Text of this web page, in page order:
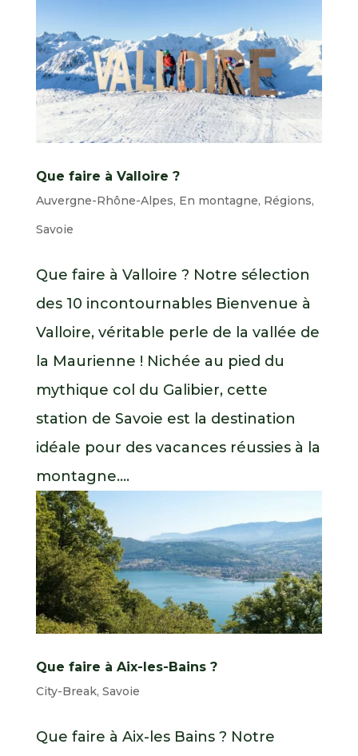
Que faire à Valloire ?
Auvergne-Rhône-Alpes, En montagne, Régions,
Savoie
Que faire à Valloire ? Notre sélection
des 10 incontournables Bienvenue à
Valloire, véritable perle de la vallée de
la Maurienne ! Nichée au pied du
mythique col du Galibier, cette
station de Savoie est la destination
idéale pour des vacances réussies à la
montagne....
Que faire à Aix-les-Bains ?
City-Break, Savoie
Que faire à Aix-les Bains ? Notre